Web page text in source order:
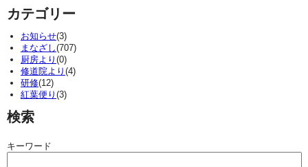
カテゴリー
お知らせ(3)
まなざし(707)
厨房より (0)
修道院より (4)
研修(12)
紅葉便り (3)
検索
キーワード